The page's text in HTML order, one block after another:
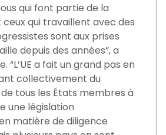
qui font partie de la
qui travaillent avec des
sont aux prises
depuis des années”, a
“L’UE a fait un grand pas en
collectivement du
tous les États membres à
une législation
matière de diligence